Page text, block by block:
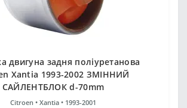
двигуна задня поліуретанова
Xantia 1993-2002 ЗМІННИЙ
САЙЛЕНТБЛОК d-70mm
Citroen • Xantia • 1993-2001